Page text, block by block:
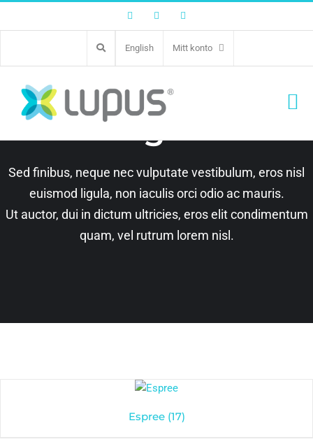
FacebookTwitter
English Mitt konto
Product
Categories
Sed finibus, neque nec vulputate vestibulum, eros nisl
euismod ligula, non iaculis orci odio ac mauris.
Ut auctor, dui in dictum ultricies, eros elit condimentum
quam, vel rutrum lorem nisl.
Espree (17)